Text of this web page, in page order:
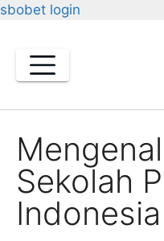
sbobet login
content
Sekolah
Indonesia